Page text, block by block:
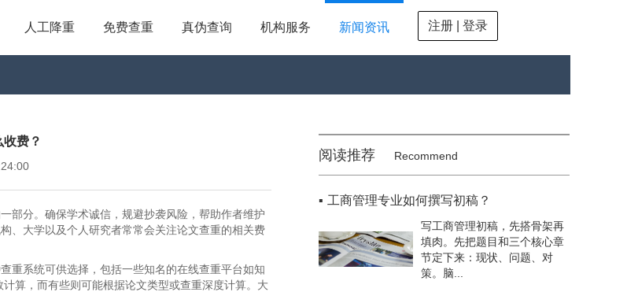
人工降重 免费查重 真伪查询 机构服务 新闻资讯 注册 | 登录
费？
部分。确保学术诚信，规避抄袭风险，帮助作者维护
、大学以及个人研究者常常会关注论文查重的相关费
重系统可供选择，包括一些知名的在线查重平台如知
算，而有些则可能根据论文类型或查重深度计算。大
阅读推荐 Recommend
▪ 工商管理专业如何撰写初稿？
写工商管理初稿，先搭骨架再
填肉。先把题目和三个核心章
节定下来：现状、问题、对
策。脑...